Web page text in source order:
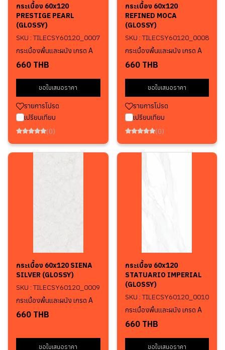
กระเบื้อง 60x120
PRESTIGE PEARL
(GLOSSY)
SKU : TILECSY60120_0007
กระเบื้องพื้นและผนัง เกรด A
660 THB
ขอใบเสนอราคา
รายการโปรด
เปรียบเทียบ
(0)
กระเบื้อง 60x120
REFINED MOCA
(GLOSSY)
SKU : TILECSY60120_0008
กระเบื้องพื้นและผนัง เกรด A
660 THB
ขอใบเสนอราคา
รายการโปรด
เปรียบเทียบ
(0)
กระเบื้อง 60x120 SIENA
SILVER (GLOSSY)
SKU : TILECSY60120_0009
กระเบื้องพื้นและผนัง เกรด A
660 THB
ขอใบเสนอราคา
กระเบื้อง 60x120
STATUARIO IMPERIAL
(GLOSSY)
SKU : TILECSY60120_0010
กระเบื้องพื้นและผนัง เกรด A
660 THB
ขอใบเสนอราคา